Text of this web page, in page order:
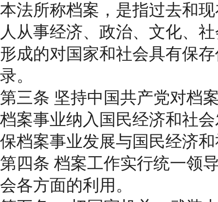
本法所称档案，是指过去和
人从事经济、政治、文化、
形成的对国家和社会具有保
录。
第三条 坚持中国共产党对档
档案事业纳入国民经济和社
保档案事业发展与国民经济
第四条 档案工作实行统一领
会各方面的利用。